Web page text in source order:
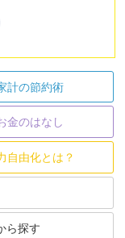
計の節約術
金のはなし
自由化とは？
ら探す